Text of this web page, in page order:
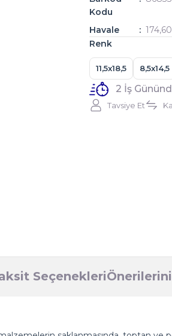
Kodu
Havale
Renk
11,5x18,5 8,5x14,5
2 İş
Tavsiye Et
Seçenekleri